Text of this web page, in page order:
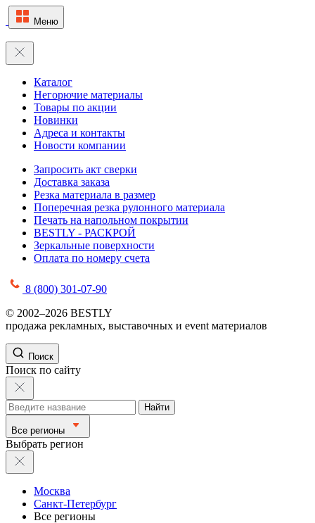
Меню
Каталог
Негорючие материалы
Товары по акции
Новинки
Адреса и контакты
Новости компании
Запросить акт сверки
Доставка заказа
Резка материала в размер
Поперечная резка рулонного материала
Печать на напольном покрытии
BESTLY - РАСКРОЙ
Зеркальные поверхности
Оплата по номеру счета
8 (800) 301-07-90
© 2002–2026 BESTLY
продажа рекламных, выставочных и event материалов
Поиск
Поиск по сайту
Найти
Все регионы
Выбрать регион
Москва
Санкт-Петербург
Все регионы